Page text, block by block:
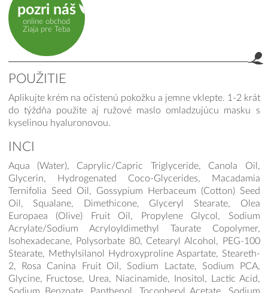
pozri náš
online obchod
Ziaja pre Teba
POUŽITIE
Aplikujte krém na očistenú pokožku a jemne vklepte. 1-2 krát
do týždňa použite aj ružové maslo omladzujúcu masku s
kyselinou hyaluronovou.
INCI
Aqua (Water), Caprylic/Capric Triglyceride, Canola Oil,
Glycerin, Hydrogenated Coco-Glycerides, Macadamia
Ternifolia Seed Oil, Gossypium Herbaceum (Cotton) Seed
Oil, Squalane, Dimethicone, Glyceryl Stearate, Olea
Europaea (Olive) Fruit Oil, Propylene Glycol, Sodium
Acrylate/Sodium Acryloyldimethyl Taurate Copolymer,
Isohexadecane, Polysorbate 80, Cetearyl Alcohol, PEG-100
Stearate, Methylsilanol Hydroxyproline Aspartate, Steareth-
2, Rosa Canina Fruit Oil, Sodium Lactate, Sodium PCA,
Glycine, Fructose, Urea, Niacinamide, Inositol, Lactic Acid,